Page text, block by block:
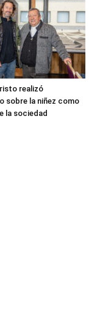
realizó
sobre la niñez como
la sociedad